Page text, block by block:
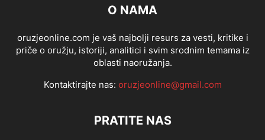
O NAMA
oruzjeonline.com je vaš najbolji resurs za vesti, kritike i
priče o oružju, istoriji, analitici i svim srodnim temama iz
oblasti naoružanja.
Kontaktirajte nas: oruzjeonline@gmail.com
PRATITE NAS